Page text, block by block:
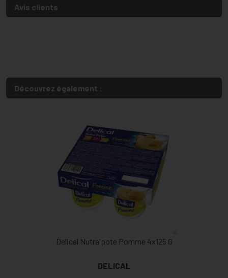
Avis clients
Découvrez également :
Delical Nutra'pote Pomme 4x125 G
DELICAL